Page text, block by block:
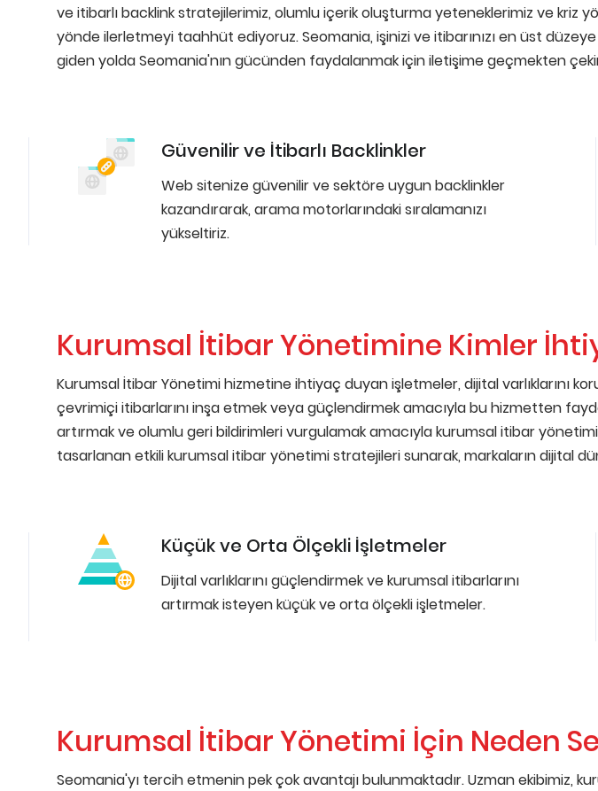
ve itibarlı backlink stratejilerimiz, olumlu içerik oluşturma yeteneklerimiz ve kriz
yönde ilerletmeyi taahhüt ediyoruz. Seomania, işinizi ve itibarınızı en üst
giden yolda Seomania'nın gücünden faydalanmak için iletişime geçmekten
Güvenilir ve İtibarlı Backlinkler
Web sitenize güvenilir ve sektöre uygun backlinkler
kazandırarak, arama motorlarındaki sıralamanızı
yükseltiriz.
Kurumsal İtibar Yönetimine Kimler
Kurumsal İtibar Yönetimi hizmetine ihtiyaç duyan işletmeler, dijital varlıklarını
çevrimiçi itibarlarını inşa etmek veya güçlendirmek amacıyla bu hizmetten
artırmak ve olumlu geri bildirimleri vurgulamak amacıyla kurumsal itibar
tasarlanan etkili kurumsal itibar yönetimi stratejileri sunarak, markaların dijital
Küçük ve Orta Ölçekli İşletmeler
Dijital varlıklarını güçlendirmek ve kurumsal itibarlarını
artırmak isteyen küçük ve orta ölçekli işletmeler.
Kurumsal İtibar Yönetimi İçin Neden
Seomania'yı tercih etmenin pek çok avantajı bulunmaktadır. Uzman ekibimiz,